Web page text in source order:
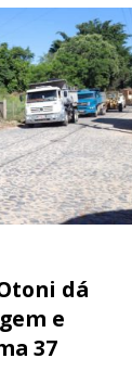
dá
e
37